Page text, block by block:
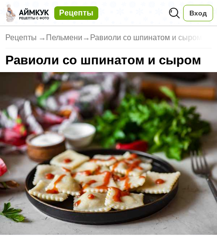
Рецепты Вход
Рецепты → Пельмени → Равиоли со шпинатом и сыром
Равиоли со шпинатом и сыром